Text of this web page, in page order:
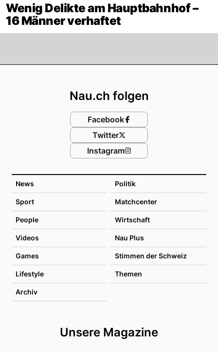
Wenig Delikte am Hauptbahnhof –
16 Männer verhaftet
News Politik
Sport Matchcenter
People Wirtschaft
Videos Nau Plus
Games Stimmen der Schweiz
Lifestyle Themen
Archiv
Unsere Magazine
Nau.ch folgen
Facebook
Twitter
Instagram